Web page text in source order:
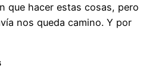
que hacer estas cosas, pero
nos queda camino. Y por